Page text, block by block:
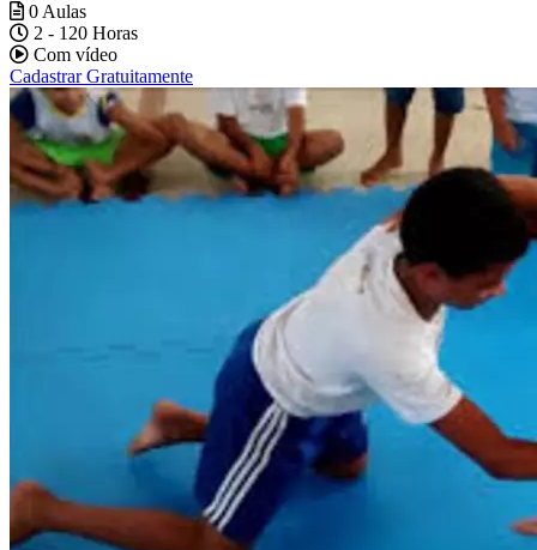
0 Aulas
2 - 120 Horas
Com vídeo
Cadastrar Gratuitamente